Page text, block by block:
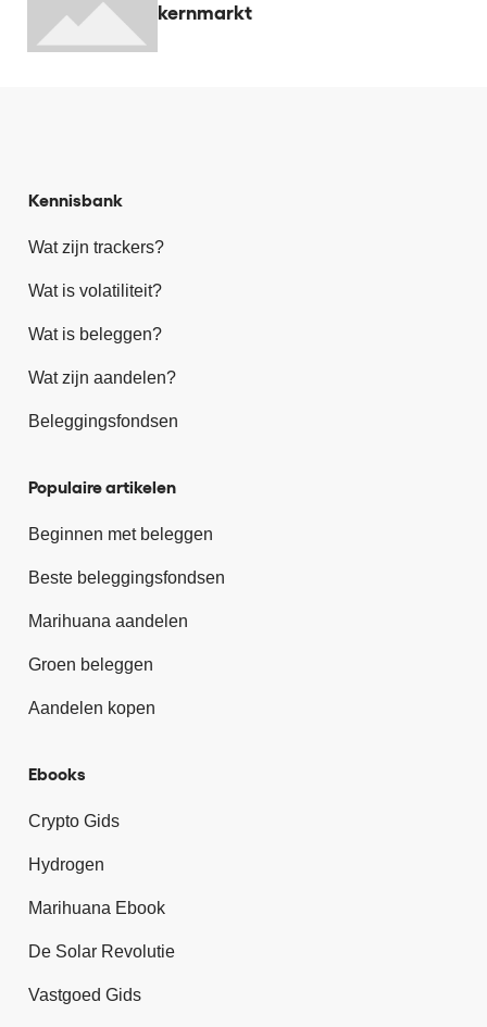
kernmarkt
Kennisbank
Wat zijn trackers?
Wat is volatiliteit?
Wat is beleggen?
Wat zijn aandelen?
Beleggingsfondsen
Populaire artikelen
Beginnen met beleggen
Beste beleggingsfondsen
Marihuana aandelen
Groen beleggen
Aandelen kopen
Ebooks
Crypto Gids
Hydrogen
Marihuana Ebook
De Solar Revolutie
Vastgoed Gids